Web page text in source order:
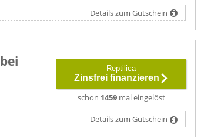
Details zum Gutschein
Reptilica
Zinsfrei finanzieren
schon 1459mal eingelöst
Details zum Gutschein